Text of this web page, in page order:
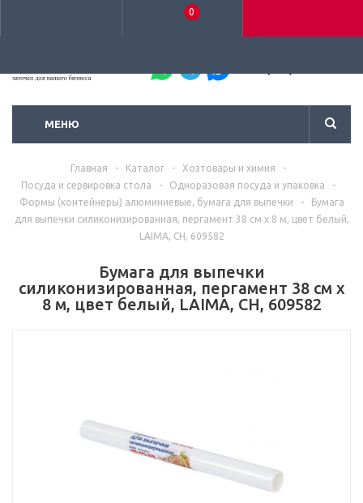
0
МЕНЮ
Главная - Каталог - Хозтовары и химия
-
Посуда и сервировка стола
- Одноразовая посуда и упаковка
-
Формы (контейнеры) алюминиевые, бумага для выпечки
-
Бумага
для выпечки силиконизированная, пергамент 38 см х 8 м, цвет белый,
LAIMA, CH, 609582
Бумага для выпечки
силиконизированная, пергамент 38 см х
8 м, цвет белый, LAIMA, CH, 609582